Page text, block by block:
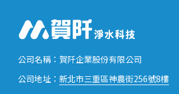
公司名稱：賀阡企業股份有限公司
公司地址： 新北市三重區神農街256號8樓